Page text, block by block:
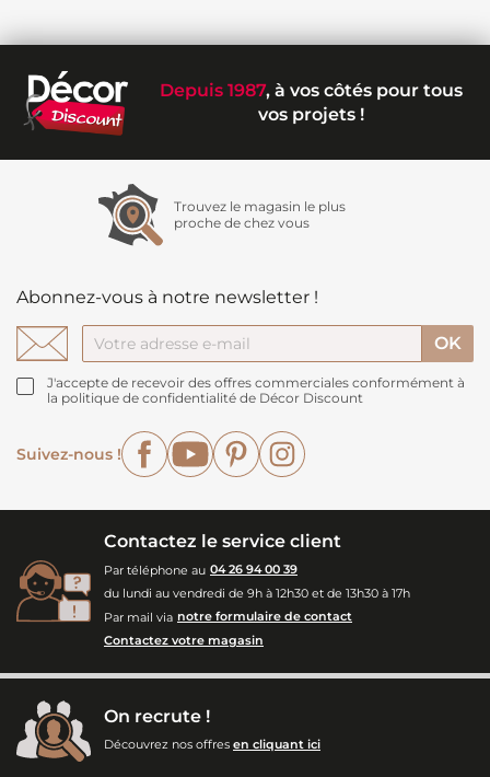
Depuis 1987, à vos côtés pour tous
vos projets !
Trouvez le magasin le plus
proche de chez vous
Abonnez-vous à notre newsletter !
J'accepte de recevoir des offres commerciales conformément à
la politique de confidentialité de Décor Discount
Suivez-nous !
FacebookYouTubePinterest
Contactez le service client
Par téléphone au 04 26 94 00 39
du lundi au vendredi de 9h à 12h30 et de 13h30 à 17h
Par mail via notre formulaire de contact
Contactez votre magasin
On recrute !
Découvrez nos offres en cliquant ici